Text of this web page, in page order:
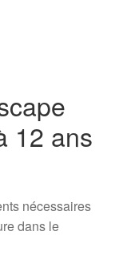
12 ans
nécessaires
dans le